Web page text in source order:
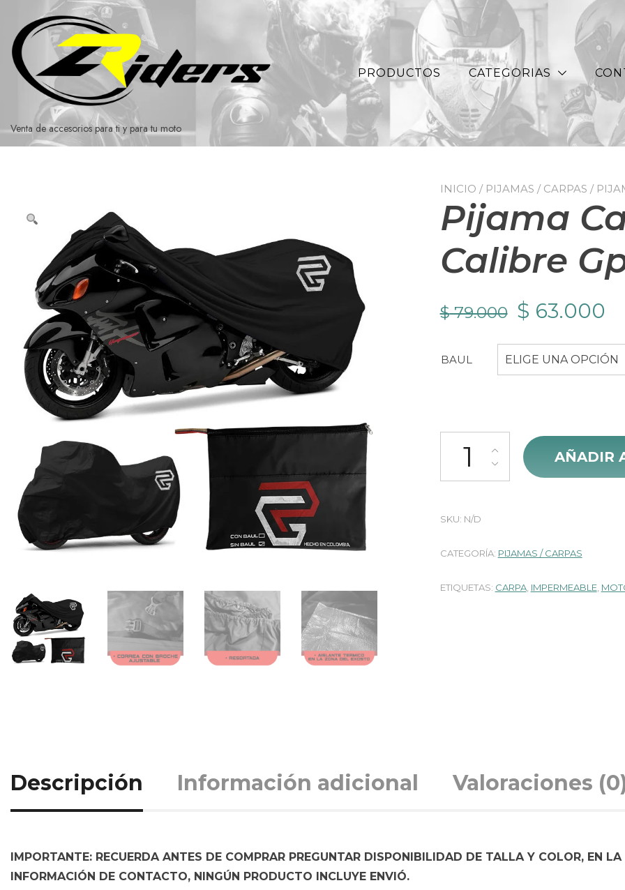
contenido
Venta de accesorios para ti y para tu moto
PRODUCTOS CATEGORIAS
INICIO / PIJAMAS / CARPAS /
Pijama
Calibre
$79.000 El
precio
original
$ 79.000.
$ 63.000
$
BAUL ELIGE UNA OPCIÓN
Pijama Carpa Moto Alto Calibre
AÑADIR
SKU: N/D
CATEGORÍA: PIJAMAS / CARPAS
ETIQUETAS: CARPA, IMPERMEABLE,
Descripción Información adicional Valoraciones
IMPORTANTE: RECUERDA ANTES DE COMPRAR PREGUNTAR DISPONIBILIDAD DE TALLA Y COLOR, EN
INFORMACIÓN DE CONTACTO, NINGÚN PRODUCTO INCLUYE ENVIÓ.